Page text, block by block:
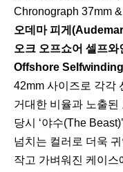
Chronograph 37mm
오데마 피게
오크 오프쇼어 셀프
Offshore
42mm 사이즈로 각각
거대한 비율과 노출된
당시 ‘야수(The
넘치는 컬러로 더욱
작고 가벼워진 케이스